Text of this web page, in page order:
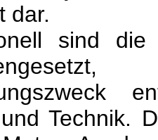
dar.
sind
Technik.